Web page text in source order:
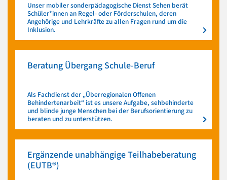
Unser mobiler sonderpädagogische Dienst Sehen berät
Schüler*innen an Regel- oder Förderschulen, deren
Angehörige und Lehrkräfte zu allen Fragen rund um die
Inklusion.
Beratung Übergang Schule-Beruf
Als Fachdienst der „Überregionalen Offenen
Behindertenarbeit“ ist es unsere Aufgabe, sehbehinderte
und blinde junge Menschen bei der Berufsorientierung zu
beraten und zu unterstützen.
Ergänzende unabhängige Teilhabeberatung
(EUTB®)